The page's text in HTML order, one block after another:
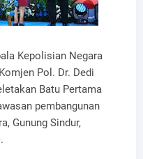
Kepolisian Negara
Pol. Dr. Dedi
Batu Pertama
pembangunan
Gunung Sindur,